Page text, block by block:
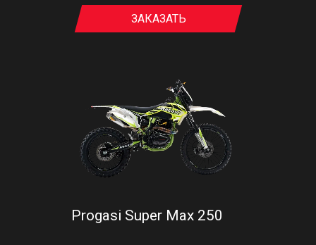
ЗАКАЗАТЬ
Progasi Super Max 250